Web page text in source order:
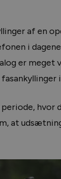
af en
i
er meget
at